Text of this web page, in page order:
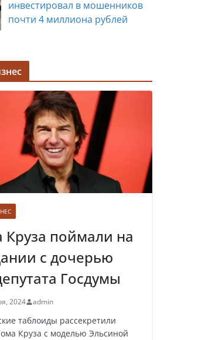
инвестировал в мошенников
почти 4 миллиона рублей
Задержана мэр Кургана Елена
Ситникова, в её кабинете
прошли обыски
Лолита ответила
на требования вырезать ее
из новогодних передач
Врач назвал самые вредные
продукты для сердца
Врачи рассказали о состоянии
младенца, которого бросили
замерзать на остановке
Круза поймали на
с дочерью
Госдумы
2024 admin
таблоиды рассекретили
Круза с моделью Эльсиной